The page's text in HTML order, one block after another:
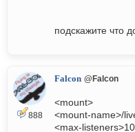
подскажите что
888
Falcon @Falcon
<mount>
<mount-name>/
<max-